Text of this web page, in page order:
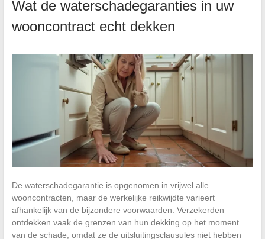
Wat de waterschadegaranties in uw
wooncontract echt dekken
De waterschadegarantie is opgenomen in vrijwel alle
wooncontracten, maar de werkelijke reikwijdte varieert
afhankelijk van de bijzondere voorwaarden. Verzekerden
ontdekken vaak de grenzen van hun dekking op het moment
van de schade, omdat ze de uitsluitingsclausules niet hebben